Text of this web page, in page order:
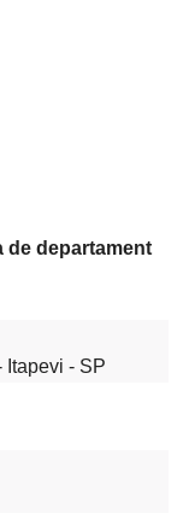
departament
Itapevi - SP